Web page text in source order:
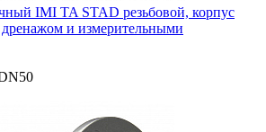
IMI TA STAD резьбовой, корпус
и измерительными